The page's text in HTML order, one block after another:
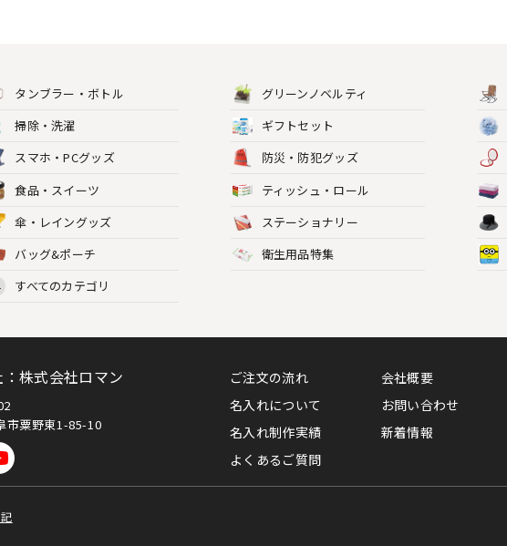
タンブラー・ボトル グリーンノベルティ
掃除・洗濯
ギフトセット
スマホ・PCグッズ
防災・防犯グッズ
食品・スイーツ
ティッシュ・ロール
傘・レイングッズ
ステーショナリー
バッグ&ポーチ
衛生用品特集
すべてのカテゴリ
株式会社ロマン
市粟野東1-85-10
ご注文の流れ
名入れについて
名入れ制作実績
よくあるご質問
会社概要
お問い合わせ
新着情報